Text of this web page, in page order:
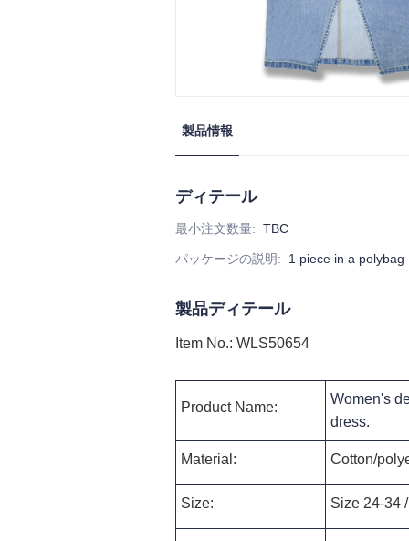
製品情報
ディテール
最小注文数量: TBC
パッケージの説明: 1 piece in a polybag
製品ディテール
Item No.: WLS50654
Product Name:
Women's
dress.
Material: Cotton/
Size: Size 24-34